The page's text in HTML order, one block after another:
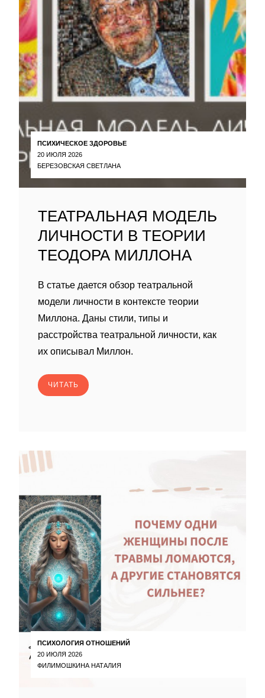
ПСИХИЧЕСКОЕ ЗДОРОВЬЕ
20 ИЮЛЯ 2026
БЕРЕЗОВСКАЯ СВЕТЛАНА
ТЕАТРАЛЬНАЯ МОДЕЛЬ
ЛИЧНОСТИ В ТЕОРИИ
ТЕОДОРА МИЛЛОНА
В статье дается обзор театральной
модели личности в контексте теории
Миллона. Даны стили, типы и
расстройства театральной личности, как
их описывал Миллон.
ЧИТАТЬ
ПСИХОЛОГИЯ ОТНОШЕНИЙ
20 ИЮЛЯ 2026
ФИЛИМОШКИНА НАТАЛИЯ